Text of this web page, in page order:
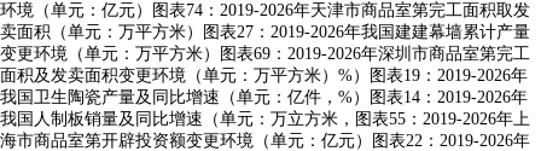
环境（单元：亿元）图表74：2019-2026年天津市商品室第完工面积取发
卖面积（单元：万平方米）图表27：2019-2026年我国建建幕墙累计产量
变更环境（单元：万平方米）图表69：2019-2026年深圳市商品室第完工
面积及发卖面积变更环境（单元：万平方米）%）图表19：2019-2026年
我国卫生陶瓷产量及同比增速（单元：亿件，%）图表14：2019-2026年
我国人制板销量及同比增速（单元：万立方米，图表55：2019-2026年上
海市商品室第开辟投资额变更环境（单元：亿元）图表22：2019-2026年